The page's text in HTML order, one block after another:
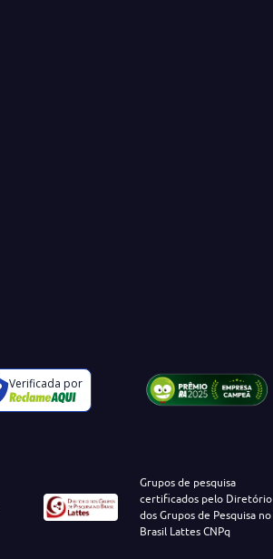
Verificada por
Grupos de pesquisa
certificados pelo Diretório
dos Grupos de Pesquisa no
Brasil Lattes CNPq